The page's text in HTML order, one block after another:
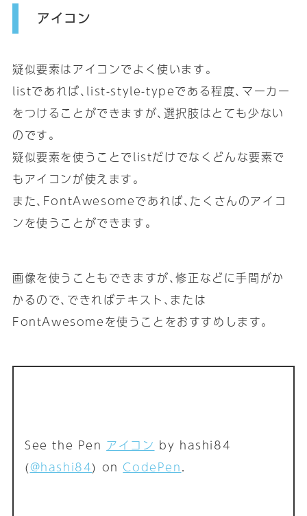
アイコン
疑似要素はアイコンでよく使います｡
listであれば､list-style-typeである程度､マーカー
をつけることができますが､選択肢はとても少ない
のです｡
疑似要素を使うことでlistだけでなくどんな要素で
もアイコンが使えます｡
また､FontAwesomeであれば､たくさんのアイコ
ンを使うことができます｡
画像を使うこともできますが､修正などに手間がか
かるので､できればテキスト､または
FontAwesomeを使うことをおすすめします｡
See the Pen アイコン by hashi84
(@hashi84) on CodePen.